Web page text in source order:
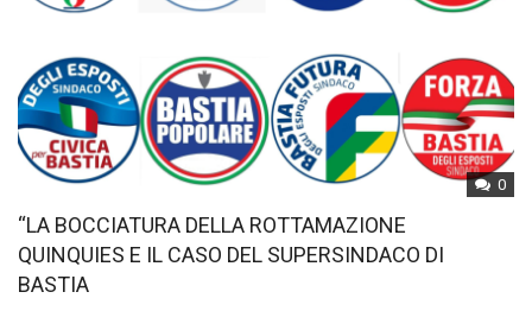
0
“LA BOCCIATURA DELLA ROTTAMAZIONE
QUINQUIES E IL CASO DEL SUPERSINDACO DI
BASTIA